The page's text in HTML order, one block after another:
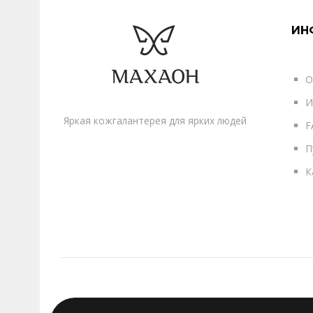
Яркая кожгалантерея для ярких людей